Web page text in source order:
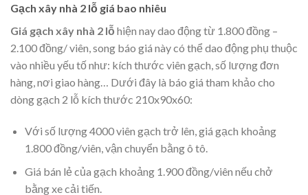
Gạch xây nhà 2 lỗ giá bao nhiêu
Giá gạch xây nhà 2 lỗ hiện nay dao động từ 1.800 đồng –
2.100 đồng/ viên, song báo giá này có thể dao động phụ thuộc
vào nhiều yếu tố như: kích thước viên gạch, số lượng đơn
hàng, nơi giao hàng… Dưới đây là báo giá tham khảo cho
dòng gạch 2 lỗ kích thước 210x90x60:
Với số lượng 4000 viên gạch trở lên, giá gạch khoảng
1.800 đồng/viên, vận chuyển bằng ô tô.
Giá bán lẻ của gạch khoảng 1.900 đồng/viên nếu chở
bằng xe cải tiến.